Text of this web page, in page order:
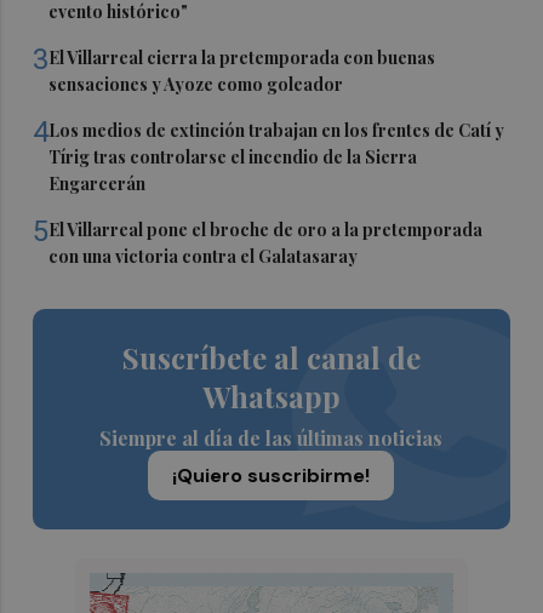
evento histórico"
3El Villarreal cierra la pretemporada con buenas
sensaciones y Ayoze como goleador
4Los medios de extinción trabajan en los frentes de Catí y
Tírig tras controlarse el incendio de la Sierra
Engarcerán
5El Villarreal pone el broche de oro a la pretemporada
con una victoria contra el Galatasaray
Suscríbete al canal de
Whatsapp
Siempre al día de las últimas noticias
¡Quiero suscribirme!